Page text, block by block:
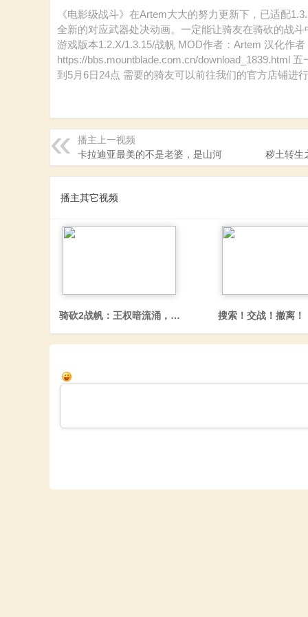
杀
《电影级战斗》在Artem大大的努力更新下，已适配
全新的对应武器处决动画。一定能让骑友在骑砍的战
游戏版本1.2.X/1.3.15/战帆 MOD作者：Artem 汉化作
https://bbs.mountblade.com.cn/download_1839.html
到5月6日24点 需要的骑友可以前往我们的官方店铺进
播主上一视频
卡拉迪亚最美的不是老婆，是山河
秽土转生
播主其它视频
骑砍2战帆：王权暗流涌，海上狼烟起搜索！交战！撤离